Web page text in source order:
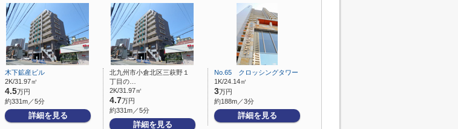
木下鉱産ビル
2K/31.97㎡
4.5万円
約331m／5分
詳細を見る
北九州市小倉北区三萩野１
丁目の…
2K/31.97㎡
4.7万円
約331m／5分
詳細を見る
No.65 クロッシングタワー
1K/24.14㎡
3万円
約188m／3分
詳細を見る